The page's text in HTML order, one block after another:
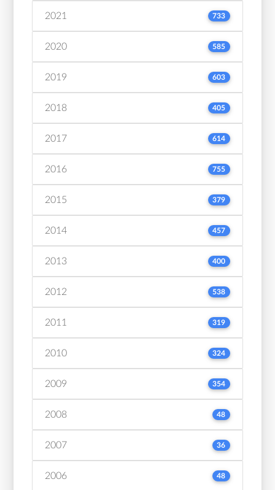
2021 733
2020 585
2019 603
2018 405
2017 614
2016 755
2015 379
2014 457
2013 400
2012 538
2011 319
2010 324
2009 354
2008 48
2007 36
2006 48